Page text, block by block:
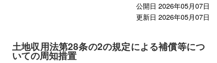
公開日 2026年05月07日
更新日 2026年05月07日
土地収用法第28条の2の規定による補償等につ
いての周知措置